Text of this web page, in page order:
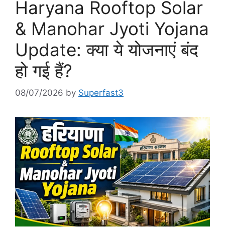
Haryana Rooftop Solar
& Manohar Jyoti Yojana
Update: क्या ये योजनाएं बंद
हो गई हैं?
08/07/2026 by Superfast3